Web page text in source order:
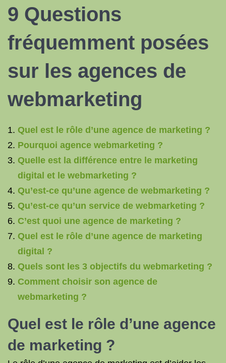
9 Questions
fréquemment posées
sur les agences de
webmarketing
Quel est le rôle d’une agence de marketing ?
Pourquoi agence webmarketing ?
Quelle est la différence entre le marketing
digital et le webmarketing ?
Qu’est-ce qu’une agence de webmarketing ?
Qu’est-ce qu’un service de webmarketing ?
C’est quoi une agence de marketing ?
Quel est le rôle d’une agence de marketing
digital ?
Quels sont les 3 objectifs du webmarketing ?
Comment choisir son agence de
webmarketing ?
Quel est le rôle d’une agence
de marketing ?